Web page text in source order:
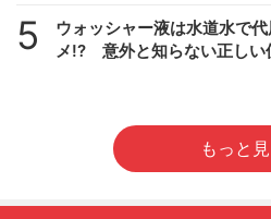
5
ウォッシャー液は水道水で
メ!? 意外と知らない正しい
もっと